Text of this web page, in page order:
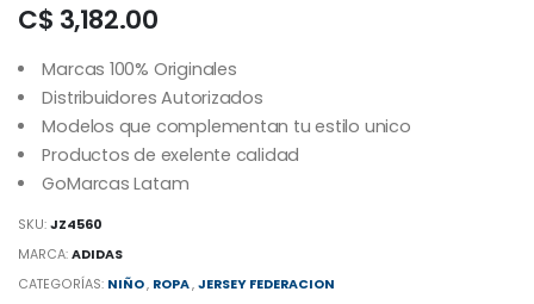
C$ 3,182.00
Marcas 100% Originales
Distribuidores Autorizados
Modelos que complementan tu estilo unico
Productos de exelente calidad
GoMarcas Latam
SKU:JZ4560
MARCA:ADIDAS
CATEGORÍAS: NIÑO, ROPA,JERSEY FEDERACION